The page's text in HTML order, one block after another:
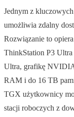
Jednym z
umożliwia zdalny
Rozwiązanie to
ThinkStation P3
Ultra, grafikę
RAM i do 16 TB
TGX użytkownicy
stacji roboczych z